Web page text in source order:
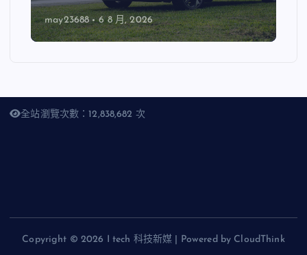
may23688 6 8 月, 2026
全站瀏覽次數：12,838,682 次
Copyright © 2026 I tech 科技新媒 | Powered by CloudThink